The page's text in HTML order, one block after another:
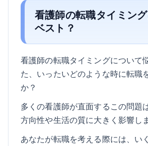
看護師の転職タイミン
ベスト？
看護師の転職タイミングについて
た、いったいどのような時に転職
か？
多くの看護師が直面するこの問題
方向性や生活の質に大きく影響し
あなたが転職を考える際には、い